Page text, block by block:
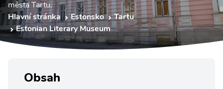
města Tartu.
Hlavní stránka
Estonsko
Tartu
Estonian Literary Museum
Obsah